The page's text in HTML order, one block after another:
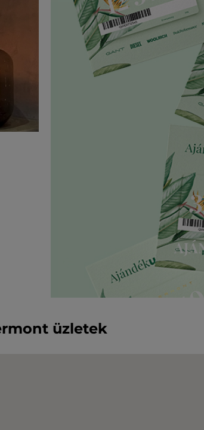
üzletek